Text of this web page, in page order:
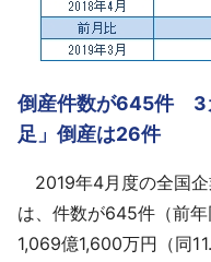
倒産件数が645件 3
足」倒産は26件
2019年4月度の全国企
は、件数が645件（前
1,069億1,600万円（同